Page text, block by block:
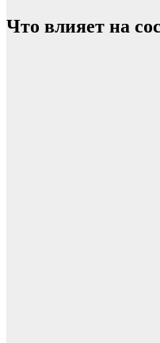
Что влияет на